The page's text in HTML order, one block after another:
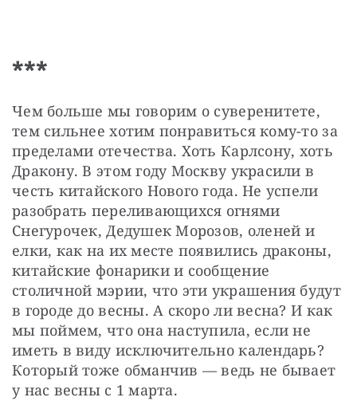
***
Чем больше мы говорим о суверенитете,
тем сильнее хотим понравиться кому-то за
пределами отечества. Хоть Карлсону, хоть
Дракону. В этом году Москву украсили в
честь китайского Нового года. Не успели
разобрать переливающихся огнями
Снегурочек, Дедушек Морозов, оленей и
елки, как на их месте появились драконы,
китайские фонарики и сообщение
столичной мэрии, что эти украшения будут
в городе до весны. А скоро ли весна? И как
мы поймем, что она наступила, если не
иметь в виду исключительно календарь?
Который тоже обманчив — ведь не бывает
у нас весны с 1 марта.